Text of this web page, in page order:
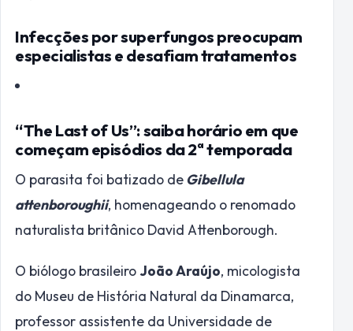
Infecções por superfungos preocupam
especialistas e desafiam tratamentos
“The Last of Us”: saiba horário em que
começam episódios da 2ª temporada
O parasita foi batizado de Gibellula
attenboroughii, homenageando o renomado
naturalista britânico David Attenborough.
O biólogo brasileiro João Araújo, micologista
do Museu de História Natural da Dinamarca,
professor assistente da Universidade de